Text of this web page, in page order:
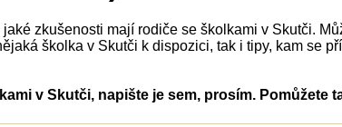
zkušenosti mají rodiče se školkami v Skutči.
školka v Skutči k dispozici, tak i tipy, kam se
v Skutči, napište je sem, prosím. Pomůžete